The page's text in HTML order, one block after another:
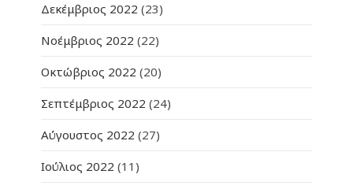
Δεκέμβριος 2022 (23)
Νοέμβριος 2022 (22)
Οκτώβριος 2022 (20)
Σεπτέμβριος 2022 (24)
Αύγουστος 2022 (27)
Ιούλιος 2022 (11)